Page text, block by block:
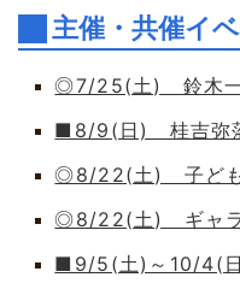
主催・共催イ
◎7/25(土) 鈴木一
■8/9(日) 桂吉弥落
◎8/22(土) 子ども
◎8/22(土) ギャラ
■9/5(土)～10/4(日